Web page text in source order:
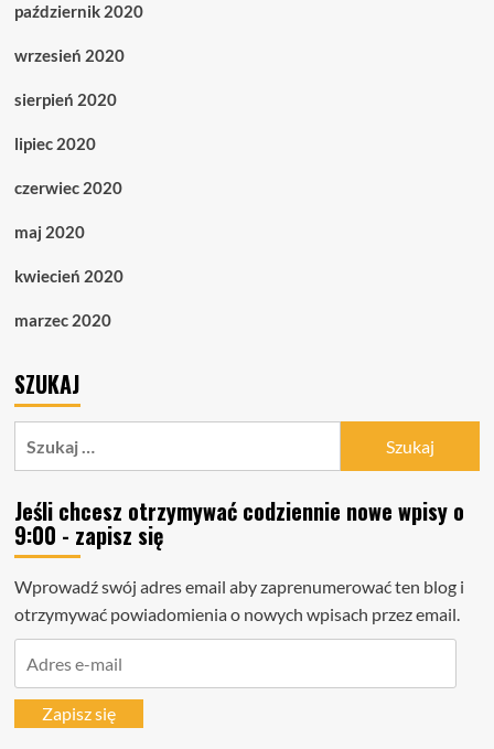
październik 2020
wrzesień 2020
sierpień 2020
lipiec 2020
czerwiec 2020
maj 2020
kwiecień 2020
marzec 2020
SZUKAJ
Jeśli chcesz otrzymywać codziennie nowe wpisy o
9:00 - zapisz się
Wprowadź swój adres email aby zaprenumerować ten blog i
otrzymywać powiadomienia o nowych wpisach przez email.
mailZapisz się